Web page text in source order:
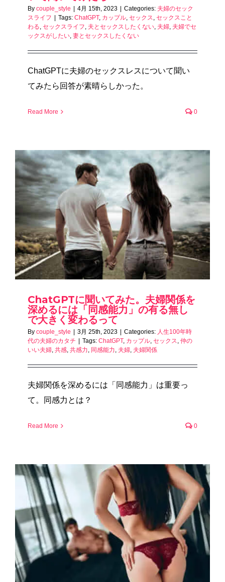
By couple_style | 4月 15th, 2023 | Categories: 夫婦のセック
スライフ | Tags: ChatGPT, カップル セックス セックスこと
わる セックスライフ 夫とセックスしたくない 夫婦 夫婦でセ
ックスがしたい 妻とセックスしたくない
ChatGPTに夫婦のセックスレスについて聞い
てみたら回答が素晴らしかった。
Read More 0
ChatGPTに聞いてみた。夫婦関係を
深めるには「同感能力」の有る無し
で大きく変わるって
By couple_style | 3月 25th, 2023 | Categories: 人生100年時
代の夫婦のカタチ | Tags: ChatGPT, カップル セックス 仲の
いい夫婦 共感 共感力 同感能力 夫婦 夫婦関係
夫婦関係を深めるには「同感能力」は重要っ
て。同感力とは？
Read More 0